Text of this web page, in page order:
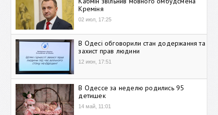
Креміня
02 июл, 17:25
В Одесі обговорили стан додержання та
захист прав людини
12 июн, 17:51
В Одессе за неделю родились 95
детишек
14 май, 11:01